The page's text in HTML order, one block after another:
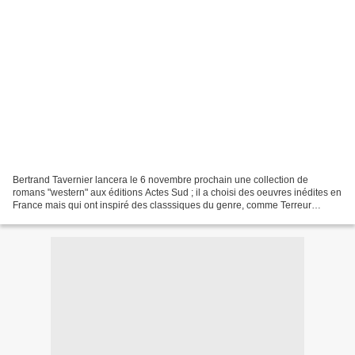
Bertrand Tavernier lancera le 6 novembre prochain une collection de
romans "western" aux éditions Actes Sud ; il a choisi des oeuvres inédites en
France mais qui ont inspiré des classsiques du genre, comme Terreur